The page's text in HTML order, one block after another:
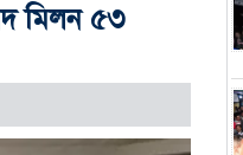
মিলন ৫৩